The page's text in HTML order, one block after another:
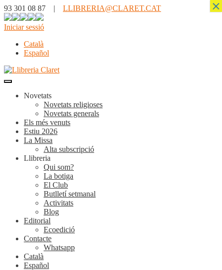
93 301 08 87 | LLIBRERIA@CLARET.CAT
Iniciar sessió
Català
Español
Novetats
Novetats religioses
Novetats generals
Els més venuts
Estiu 2026
La Missa
Alta subscripció
Llibreria
Qui som?
La botiga
El Club
Butlletí setmanal
Activitats
Blog
Editorial
Ecoedició
Contacte
Whatsapp
Català
Español
×